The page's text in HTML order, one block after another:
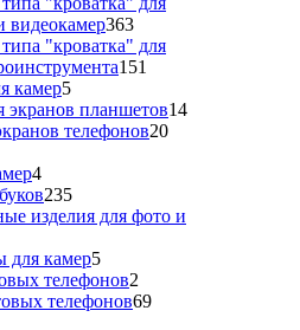
видеокамер363363
товара
"кроватка" для
151
камер55
товаров
планшетов1414
телефонов2020
44
товара
235235
товаров
изделия для фото и
камер55
товаров
телефонов2
товара
телефонов6969